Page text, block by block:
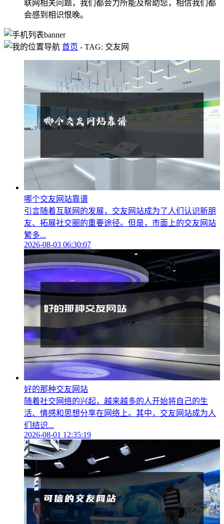
联网相关问题，我们都会力所能及帮助您，相信我们都
会感到相识恨晚。
首页 - TAG: 交友网
哪个交友网站靠谱
引言随着互联网的发展，交友网站成为了人们认识新朋
友、拓展社交圈的重要途径。但是，市面上的交友网站
繁多...
2026-08-03 06:30:07
好的那种交友网站
随着社交网络的兴起，越来越多的人开始将自己的生
活、情感和思想分享在网络上。其中，交友网站成为人
们结识...
2026-08-01 12:35:19